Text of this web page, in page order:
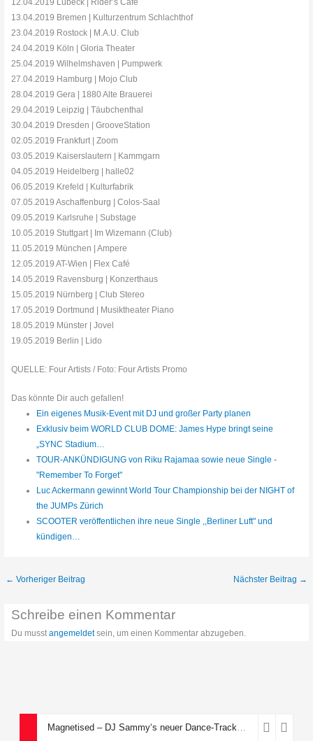
12.04.2019 Lübeck | Rider’s Café
13.04.2019 Bremen | Kulturzentrum Schlachthof
23.04.2019 Rostock | M.A.U. Club
24.04.2019 Köln | Gloria Theater
25.04.2019 Wilhelmshaven | Pumpwerk
27.04.2019 Hamburg | Mojo Club
28.04.2019 Gera | 1880 Alte Brauerei
29.04.2019 Leipzig | Täubchenthal
30.04.2019 Dresden | GrooveStation
02.05.2019 Frankfurt | Zoom
03.05.2019 Kaiserslautern | Kammgarn
04.05.2019 Heidelberg | halle02
06.05.2019 Krefeld | Kulturfabrik
07.05.2019 Aschaffenburg | Colos-Saal
09.05.2019 Karlsruhe | Substage
10.05.2019 Stuttgart | Im Wizemann (Club)
11.05.2019 München | Ampere
12.05.2019 AT-Wien | Flex Café
14.05.2019 Ravensburg | Konzerthaus
15.05.2019 Nürnberg | Club Stereo
17.05.2019 Dortmund | Musiktheater Piano
18.05.2019 Münster | Jovel
19.05.2019 Berlin | Lido
QUELLE: Four Artists / Foto: Four Artists Promo
Das könnte Dir auch gefallen!
Ein eigenes Musik-Event mit DJ und großer Party planen
Exklusiv beim WORLD CLUB DOME: James Hype bringt seine
„SYNC Stadium…
TOUR-ANKÜNDIGUNG von Riku Rajamaa sowie neue Single -
"Remember To Forget"
Luc Ackermann gewinnt World Tour Championship bei der NIGHT of
the JUMPs Zürich
SCOOTER veröffentlichen ihre neue Single ,,Berliner Luft" und
kündigen…
← Vorheriger Beitrag Nächster Beitrag →
Schreibe einen Kommentar
Du musstangemeldetsein, um einen Kommentar abzugeben.
Magnetised – DJ Sammy‘s neuer Dance-Track über eine toxische Anziehungskraft